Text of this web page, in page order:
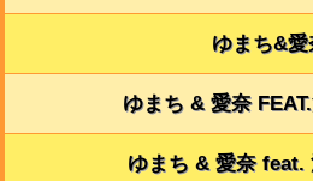
ゆまち&愛
ゆまち & 愛奈
ゆまち & 愛奈 feat.